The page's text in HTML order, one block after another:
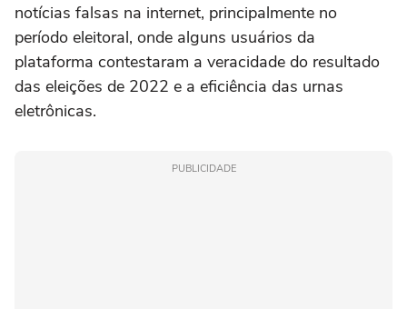
notícias falsas na internet, principalmente no
período eleitoral, onde alguns usuários da
plataforma contestaram a veracidade do resultado
das eleições de 2022 e a eficiência das urnas
eletrônicas.
PUBLICIDADE